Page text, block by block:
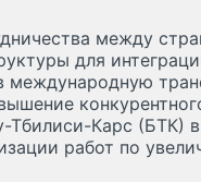
между
для
международную
Тбилиси-Карс (БТК) в
работ по